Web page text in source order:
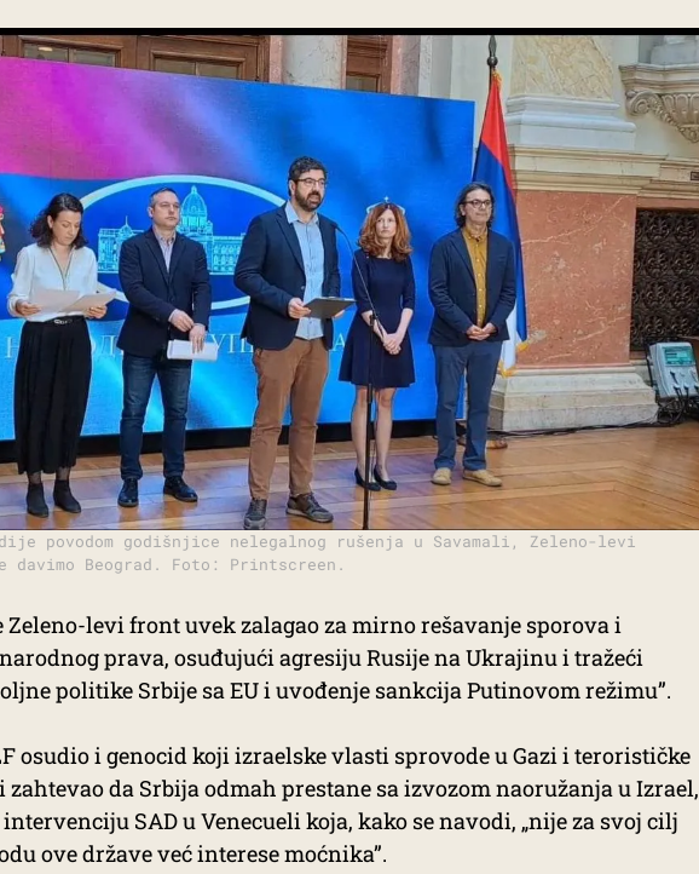
povodom godišnjice nelegalnog rušenja u Savamali, Zeleno-levi
davimo Beograd. Foto: Printscreen.
Zeleno-levi front uvek zalagao za mirno rešavanje sporova i
prava, osuđujući agresiju Rusije na Ukrajinu i tražeći
politike Srbije sa EU i uvođenje sankcija Putinovom režimu”.
osudio i genocid koji izraelske vlasti sprovode u Gazi i terorističke
zahtevao da Srbija odmah prestane sa izvozom naoružanja u Izrael,
SAD u Venecueli koja, kako se navodi, „nije za svoj cilj
ove države već interese moćnika”.